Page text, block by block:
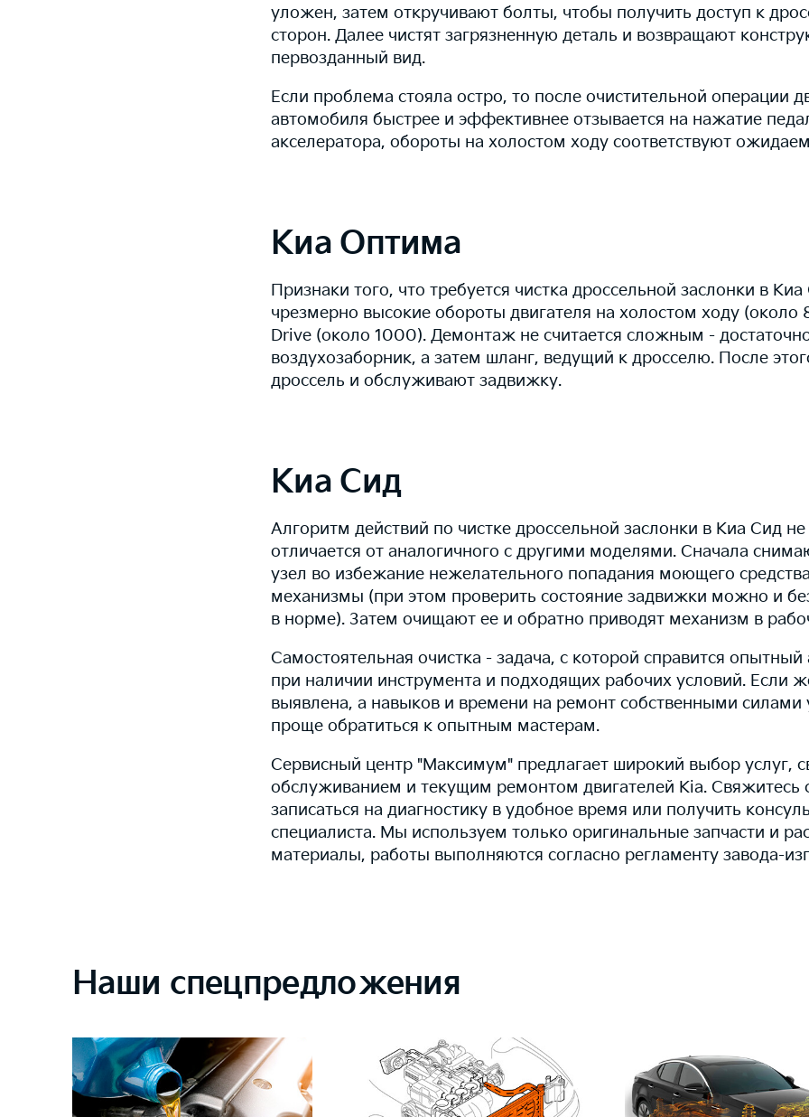
уложен, затем откручивают болты, чтобы получить доступ к
сторон. Далее чистят загрязненную деталь и возвращают
первозданный вид.
Если проблема стояла остро, то после очистительной операции
автомобиля быстрее и эффективнее отзывается на нажатие
акселератора, обороты на холостом ходу соответствуют
Киа Оптима
Признаки того, что требуется чистка дроссельной заслонки в
чрезмерно высокие обороты двигателя на холостом ходу
Drive (около 1000). Демонтаж не считается сложным -
воздухозаборник, а затем шланг, ведущий к дросселю. После
дроссель и обслуживают задвижку.
Киа Сид
Алгоритм действий по чистке дроссельной заслонки в Киа Сид не
отличается от аналогичного с другими моделями. Сначала
узел во избежание нежелательного попадания моющего
механизмы (при этом проверить состояние задвижки можно и
в норме). Затем очищают ее и обратно приводят механизм в
Самостоятельная очистка - задача, с которой справится
при наличии инструмента и подходящих рабочих условий. Если
выявлена, а навыков и времени на ремонт собственными силами
проще обратиться к опытным мастерам.
Сервисный центр "Максимум" предлагает широкий выбор услуг,
обслуживанием и текущим ремонтом двигателей Kia. Свяжитесь
записаться на диагностику в удобное время или получить
специалиста. Мы используем только оригинальные запчасти и
материалы, работы выполняются согласно регламенту завода-
Наши спецпредложения